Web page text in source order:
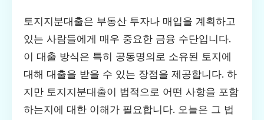
토지지분대출은 부동산 투자나 매입을 계획하고
있는 사람들에게 매우 중요한 금융 수단입니다.
이 대출 방식은 특히 공동명의로 소유된 토지에
대해 대출을 받을 수 있는 장점을 제공합니다. 하
지만 토지지분대출이 법적으로 어떤 사항을 포함
하는지에 대한 이해가 필요합니다. 오늘은 그 법